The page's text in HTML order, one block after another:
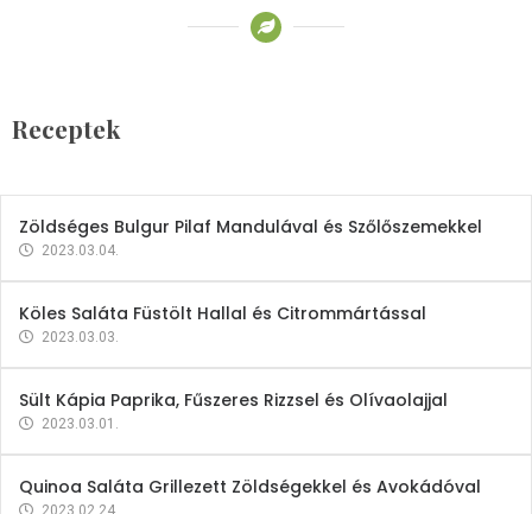
Receptek
2023.03.06.
Zöldséges Bulgur Pilaf Mandulával és Szőlőszemekkel
2023.03.04.
Köles Saláta Füstölt Hallal és Citrommártással
2023.03.03.
Sült Kápia Paprika, Fűszeres Rizzsel és Olívaolajjal
2023.03.01.
Quinoa Saláta Grillezett Zöldségekkel és Avokádóval
2023.02.24.